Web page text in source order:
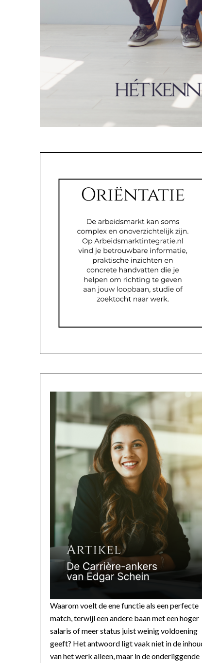
Waarom voelt de ene functie als een perfecte
match, terwijl een andere baan met een hoger
salaris of meer status juist weinig voldoening
geeft? Het antwoord ligt vaak niet in de
van het werk alleen, maar in de onderliggende